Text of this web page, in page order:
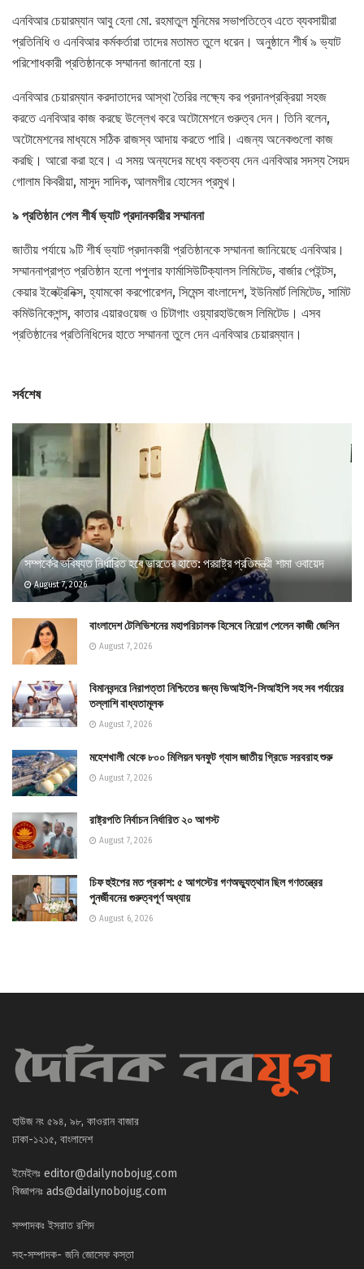
এনবিআর চেয়ারম্যান আবু হেনা মো. রহমাতুল মুনিমের সভাপতিত্বে এতে ব্যবসায়ীরা
প্রতিনিধি ও এনবিআর কর্মকর্তারা তাদের মতামত তুলে ধরেন। অনুষ্ঠানে শীর্ষ ৯ ভ্যাট
পরিশোধকারী প্রতিষ্ঠানকে সম্মাননা জানানো হয়।
এনবিআর চেয়ারম্যান করদাতাদের আস্থা তৈরির লক্ষ্যে কর প্রদানপ্রক্রিয়া সহজ
করতে এনবিআর কাজ করছে উল্লেখ করে অটোমেশনে গুরুত্ব দেন। তিনি বলেন,
অটোমেশনের মাধ্যমে সঠিক রাজস্ব আদায় করতে পারি। এজন্য অনেকগুলো কাজ
করছি। আরো করা হবে। এ সময় অন্যদের মধ্যে বক্তব্য দেন এনবিআর সদস্য সৈয়দ
গোলাম কিবরীয়া, মাসুদ সাদিক, আলমগীর হোসেন প্রমুখ।
৯ প্রতিষ্ঠান পেল শীর্ষ ভ্যাট প্রদানকারীর সম্মাননা
জাতীয় পর্যায়ে ৯টি শীর্ষ ভ্যাট প্রদানকারী প্রতিষ্ঠানকে সম্মাননা জানিয়েছে এনবিআর।
সম্মাননাপ্রাপ্ত প্রতিষ্ঠান হলো পপুলার ফার্মাসিউটিক্যালস লিমিটেড, বার্জার পেইন্টস,
কেয়ার ইলেক্ট্রনিক্স, হ্যামকো করপোরেশন, সিমেন্স বাংলাদেশ, ইউনিমার্ট লিমিটেড, সামিট
কমিউনিকেশন্স, কাতার এয়ারওয়েজ ও চিটাগাং ওয়্যারহাউজেস লিমিটেড। এসব
প্রতিষ্ঠানের প্রতিনিধিদের হাতে সম্মাননা তুলে দেন এনবিআর চেয়ারম্যান।
সর্বশেষ
সম্পর্কের ভবিষ্যত নির্ধারিত হবে ভারতের হাতে: পররাষ্ট্র প্রতিমন্ত্রী শামা ওবায়েদ
August 7, 2026
বাংলাদেশ টেলিভিশনের মহাপরিচালক হিসেবে নিয়োগ পেলেন কাজী জেসিন
August 7, 2026
বিমানবন্দরে নিরাপত্তা নিশ্চিতের জন্য ভিআইপি-সিআইপি সহ সব পর্যায়ের
তল্লাশি বাধ্যতামূলক
August 7, 2026
মহেশখালী থেকে ৮০০ মিলিয়ন ঘনফুট গ্যাস জাতীয় গ্রিডে সরবরাহ শুরু
August 7, 2026
রাষ্ট্রপতি নির্বাচন নির্ধারিত ২০ আগস্ট
August 7, 2026
চিফ হুইপের মত প্রকাশ: ৫ আগস্টের গণঅভ্যুত্থান ছিল গণতন্ত্রের
পুনর্জীবনের গুরুত্বপূর্ণ অধ্যায়
August 6, 2026
হাউজ নং ৫৯৪, ৯৮, কাওরান বাজার
ঢাকা-১২১৫, বাংলাদেশ
ইমেইলঃ editor@dailynobojug.com
বিজ্ঞাপনঃ ads@dailynobojug.com
সম্পাদকঃ ইসরাত রশিদ
সহ-সম্পাদক- জনি জোসেফ কস্তা